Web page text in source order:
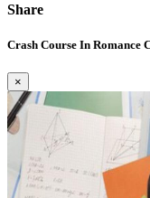
Share
Crash Course In Romance
×